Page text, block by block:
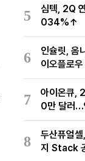
5
심텍, 2Q
034%↑
6
인슐릿, 옴
이오플로
7
아이온큐,
0만 달러…
8
두산퓨얼
지 Stack